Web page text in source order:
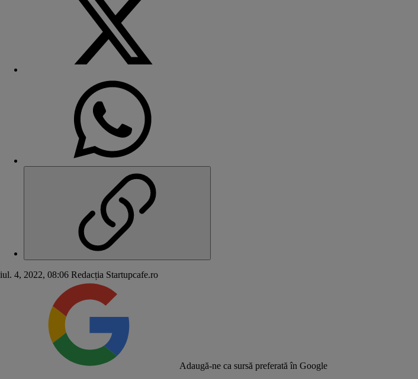
iul. 4, 2022, 08:06 Redacția Startupcafe.ro
Adaugă-ne ca sursă preferată în Google